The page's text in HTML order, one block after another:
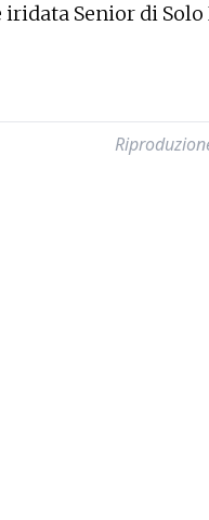
Senior di Solo